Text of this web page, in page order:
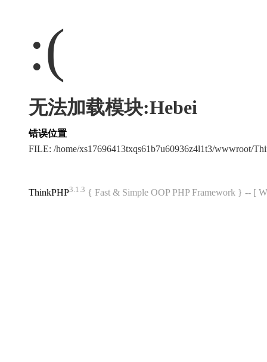
:(
无法加载模块:Hebei
错误位置
FILE: /home/xs17696413txqs61b7u60936z4l1t3/wwwroot/
ThinkPHP3.1.3 { Fast & Simple OOP PHP Framework } -- [